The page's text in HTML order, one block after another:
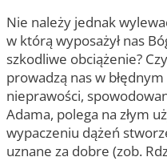
Nie należy jednak
w którą wyposażył nas
szkodliwe obciążenie?
prowadzą nas w
nieprawości,
Adama, polega na złym
wypaczeniu dążeń
uznane za dobre (zob.